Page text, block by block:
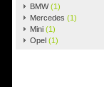
BMW(1)
Mercedes (1)
Mini (1)
Opel (1)